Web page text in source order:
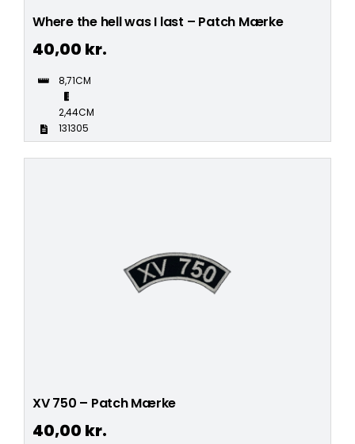
Where the hell was I last – Patch Mærke
40,00 kr.
8,71CM
2,44CM
131305
XV 750 – Patch Mærke
40,00 kr.